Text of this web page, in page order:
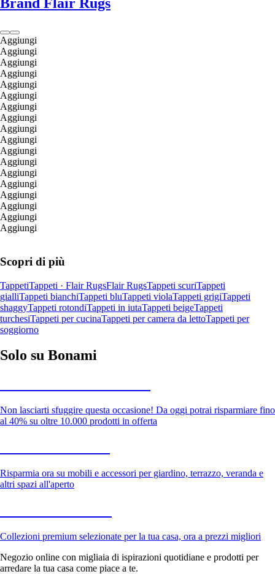
Aggiungi
Aggiungi
Aggiungi
Aggiungi
Aggiungi
Aggiungi
Aggiungi
Aggiungi
Aggiungi
Aggiungi
Aggiungi
Aggiungi
Aggiungi
Aggiungi
Aggiungi
Aggiungi
Aggiungi
Aggiungi
Scopri di più
TappetiTappeti · Flair RugsFlair RugsTappeti scuriTappeti
gialliTappeti bianchiTappeti bluTappeti violaTappeti grigiTappeti
shaggyTappeti rotondiTappeti in iutaTappeti beigeTappeti
turchesiTappeti per cucinaTappeti per camera da lettoTappeti per
soggiorno
Solo su Bonami
Non lasciarti sfuggire questa occasione! Da oggi potrai risparmiare fino
al 40% su oltre 10.000 prodotti in offerta
Risparmia ora su mobili e accessori per giardino, terrazzo, veranda e
altri spazi all'aperto
Collezioni premium selezionate per la tua casa, ora a prezzi migliori
Negozio online con migliaia di ispirazioni quotidiane e prodotti per
arredare la tua casa come piace a te.